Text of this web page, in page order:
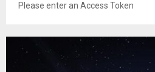
Please enter an Access Token